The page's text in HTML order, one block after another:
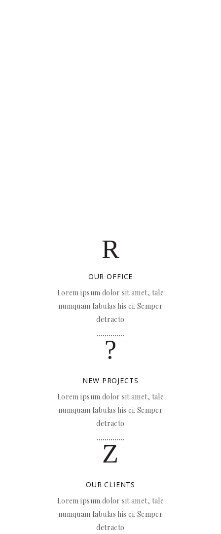
OUR OFFICE
Lorem ipsum dolor sit amet, tale
numquam fabulas his ei. Semper
detracto
NEW PROJECTS
Lorem ipsum dolor sit amet, tale
numquam fabulas his ei. Semper
detracto
OUR CLIENTS
Lorem ipsum dolor sit amet, tale
numquam fabulas his ei. Semper
detracto